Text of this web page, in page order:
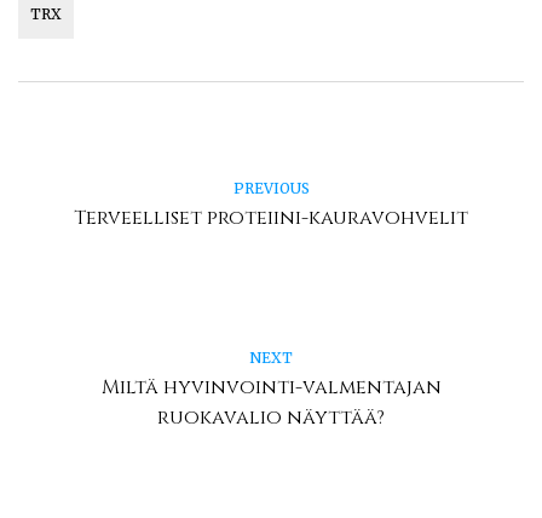
TRX
PREVIOUS
Terveelliset proteiini-kauravohvelit
NEXT
Miltä hyvinvointi-valmentajan
ruokavalio näyttää?